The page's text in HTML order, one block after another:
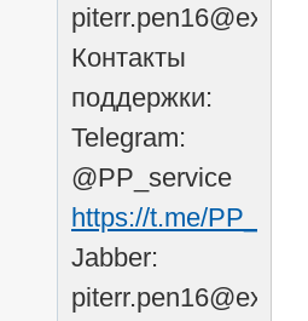
Контакты
поддержки:
Telegram:
@PP_service
https://t.me/
Jabber: